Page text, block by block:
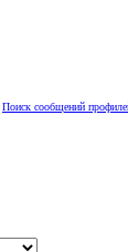
Поиск сообщений